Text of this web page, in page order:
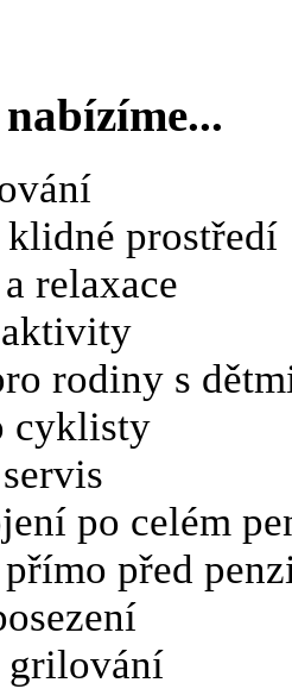
prostředí
relaxace
rodiny s
cyklisty
po celém
před
grilování